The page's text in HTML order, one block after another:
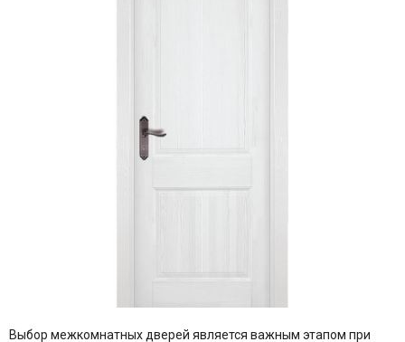
Выбор межкомнатных дверей является важным этапом при